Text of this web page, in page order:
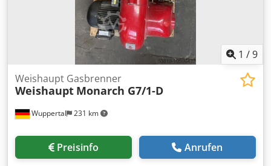
1 /9
Wuppertal 231 km
Weishaupt Gasbrenner
Weishaupt Monarch G7/1-D
Preisinfo Anrufen